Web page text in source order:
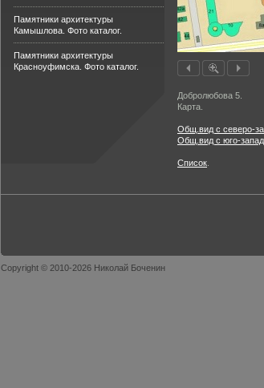
Памятники архитектуры
Камышлова. Фото каталог.
Памятники архитектуры
Красноуфимска. Фото каталог.
Добролюбова 5.
Карта.
Общ.вид с северо-
Общ.вид с юго-
Список
Copyright © 2010-2026 Николай Боченин